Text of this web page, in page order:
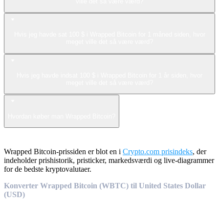
Wrapped Bitcoin-prissiden er blot en i Crypto.com prisindeks, der
indeholder prishistorik, pristicker, markedsværdi og live-diagrammer
for de bedste kryptovalutaer.
Konverter Wrapped Bitcoin (WBTC) til United States Dollar
(USD)